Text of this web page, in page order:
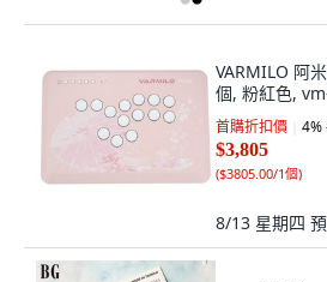
VARMILO 阿
個, 粉紅色,
首購折扣價 4%
$3,805
($3805.00/1個)
8/13 星期四